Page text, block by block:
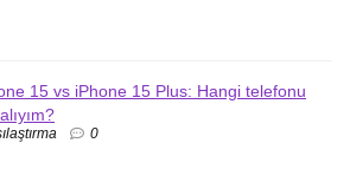
15 vs iPhone 15 Plus: Hangi telefonu
0